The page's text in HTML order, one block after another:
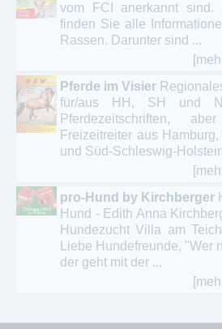
vom FCI anerkannt sind.
finden Sie alle
Rassen. Darunter sind ...
Pferde im Visier
für/aus HH, SH und
Pferdezeitschriften,
Freizeitreiter aus
und Süd-Schleswig-
pro-Hund by Kirchberger
Hund - Edith Anna
Hundezucht Villa am
Liebe Hundefreunde, "Wer
der geht mit der ...